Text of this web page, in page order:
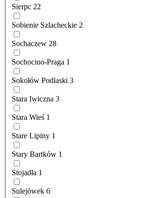
Sierpc 22
Sobienie Szlacheckie 2
Sochaczew 28
Sochocino-Praga 1
Sokołów Podlaski 3
Stara Iwiczna 3
Stara Wieś 1
Stare Lipiny 1
Stary Bartków 1
Stojadła 1
Sulejówek 6